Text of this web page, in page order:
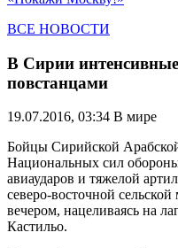
ВСЕ НОВОСТИ
В Сирии
повстанцами
19.07.2016, 03:34 В мире
Бойцы Сирийской
Национальных сил
авиаударов и тяжелой
северо-восточной
вечером, нацеливаясь на
Кастильо.